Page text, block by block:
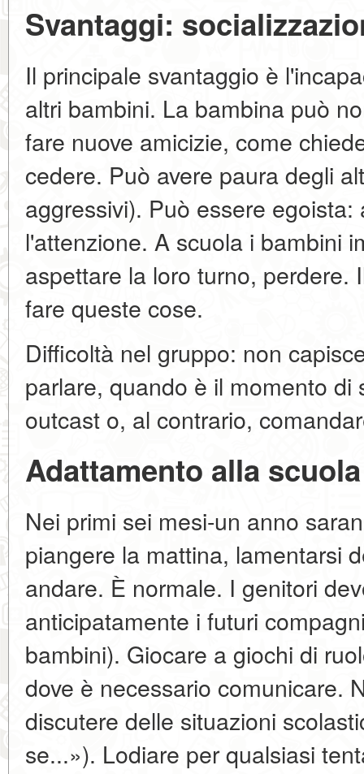
Svantaggi:
Il principale svantaggio è
altri bambini. La bambina può
fare nuove amicizie, come
cedere. Può avere paura degli
aggressivi). Può essere
l'attenzione. A scuola i bambini
aspettare la loro turno, perdere.
fare queste cose.
Difficoltà nel gruppo: non
parlare, quando è il momento di
outcast o, al contrario,
Adattamento alla scuola
Nei primi sei mesi-un anno
piangere la mattina, lamentarsi
andare. È normale. I genitori
anticipatamente i futuri
bambini). Giocare a giochi di
dove è necessario comunicare.
discutere delle situazioni
se...»). Lodiare per qualsiasi